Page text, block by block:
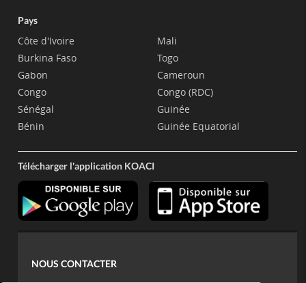
Pays
Côte d'Ivoire
Burkina Faso
Gabon
Congo
Sénégal
Bénin
Mali
Togo
Cameroun
Congo (RDC)
Guinée
Guinée Equatorial
Télécharger l'application KOACI
NOUS CONTACTER